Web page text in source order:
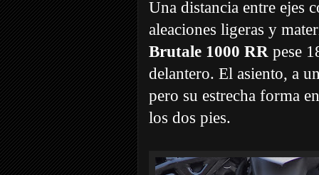
Una distancia entre ejes
aleaciones ligeras y
Brutale 1000 RR pese
delantero. El asiento, a
pero su estrecha forma
los dos pies.